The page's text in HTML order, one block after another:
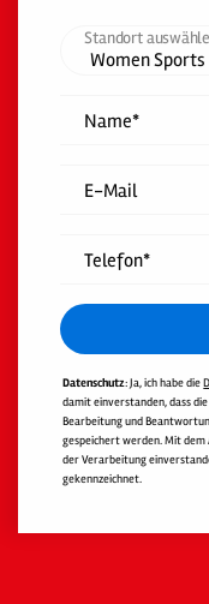
Standort
Name*
E-Mail
Telefon*
Datenschutz: Ja, ich habe die
damit einverstanden, dass
Bearbeitung und
gespeichert werden. Mit
der Verarbeitung
gekennzeichnet.